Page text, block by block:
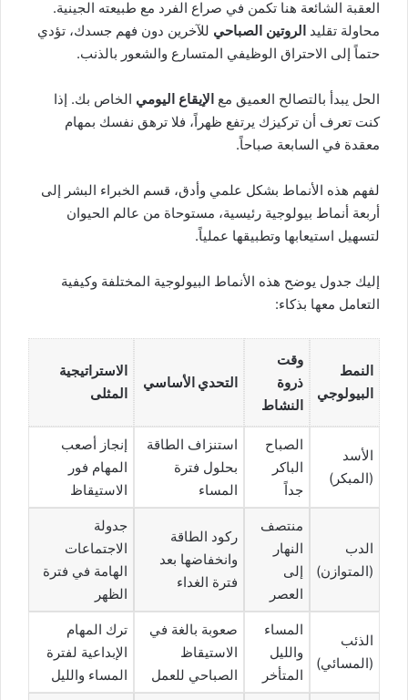
العقبة الشائعة هنا تكمن في صراع الفرد مع طبيعته الجينية.
محاولة تقليد الروتين الصباحي للآخرين دون فهم جسدك، تؤدي
حتماً إلى الاحتراق الوظيفي المتسارع والشعور بالذنب.
الحل يبدأ بالتصالح العميق مع الإيقاع اليومي الخاص بك. إذا
كنت تعرف أن تركيزك يرتفع ظهراً، فلا ترهق نفسك بمهام
معقدة في السابعة صباحاً.
لفهم هذه الأنماط بشكل علمي وأدق، قسم الخبراء البشر إلى
أربعة أنماط بيولوجية رئيسية، مستوحاة من عالم الحيوان
لتسهيل استيعابها وتطبيقها عملياً.
إليك جدول يوضح هذه الأنماط البيولوجية المختلفة وكيفية
التعامل معها بذكاء:
النمط
البيولوجي
وقت
ذروة
النشاط
التحدي الأساسي
الاستراتيجية
المثلى
الأسد
(المبكر)
الصباح
الباكر
جداً
استنزاف الطاقة
بحلول فترة
المساء
إنجاز أصعب
المهام فور
الاستيقاظ
الدب
(المتوازن)
منتصف
النهار
إلى
العصر
ركود الطاقة
وانخفاضها بعد
فترة الغداء
جدولة
الاجتماعات
الهامة في فترة
الظهر
الذئب
(المسائي)
المساء
والليل
المتأخر
صعوبة بالغة في
الاستيقاظ
الصباحي للعمل
ترك المهام
الإبداعية لفترة
المساء والليل